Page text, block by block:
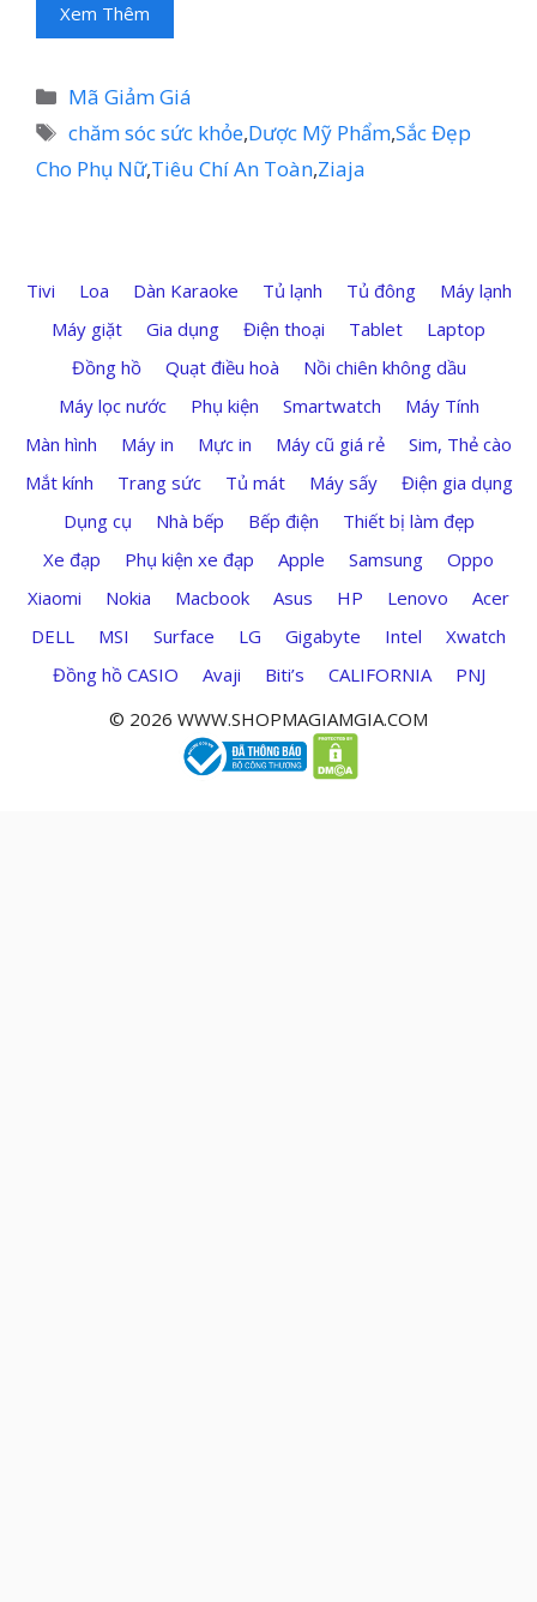
Xem Thêm
Danh
mục
Mã Giảm Giá
Thẻ
chăm sóc sức khỏe,Dược Mỹ Phẩm,Sắc Đẹp
Cho Phụ Nữ,Tiêu Chí An Toàn,Ziaja
Tivi Loa Dàn Karaoke Tủ lạnh Tủ đông
Máy lạnh
Máy giặt
Gia dụng Điện thoại Tablet
Laptop
Đồng hồ
Quạt điều hoà
Nồi chiên không dầu
Máy lọc nước
Phụ kiện Smartwatch
Máy Tính
Màn hình
Máy in Mực in Máy cũ giá rẻ
Sim, Thẻ cào
Mắt kính
Trang sức Tủ mát Máy sấy
Điện gia dụng
Dụng cụ
Nhà bếp Bếp điện
Thiết bị làm đẹp
Xe đạp
Phụ kiện xe đạp Apple Samsung
Oppo
Xiaomi
Nokia Macbook Asus HP Lenovo
Acer
DELL
MSI Surface LG Gigabyte Intel
Xwatch
Đồng hồ CASIO
Avaji Biti’s CALIFORNIA
PNJ
© 2026 WWW.SHOPMAGIAMGIA.COM